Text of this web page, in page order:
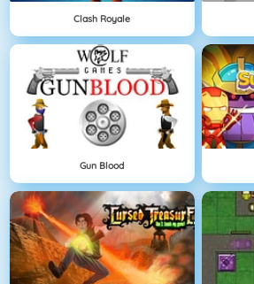
Clash Royale
Gun Blood